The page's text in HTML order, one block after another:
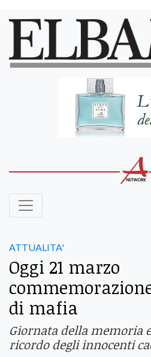
ATTUALITA'
Oggi 21 marzo
di mafia
Giornata della memoria
ricordo degli innocenti